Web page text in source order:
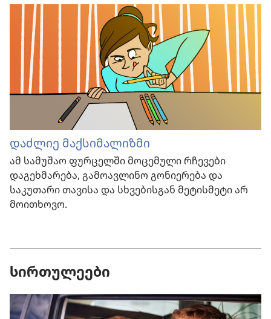
დაძლიე მაქსიმალიზმი
ამ სამუშაო ფურცელში მოცემული რჩევები
დაგეხმარება, გამოავლინო გონიერება და
საკუთარი თავისა და სხვებისგან მეტისმეტი არ
მოითხოვო.
სირთულეები